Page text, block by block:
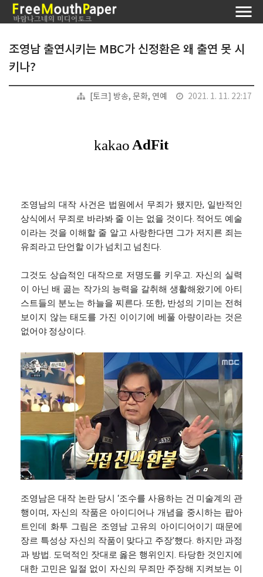
조영남 출연시키는 MBC가 신정환은 왜 출연 못 시
키나?
[토크] 방송, 문화, 연예 2021. 1. 11. 22:17
조영남의 대작 사건은 법원에서 무죄가 됐지만, 일반적인
상식에서 무죄로 바라봐 줄 이는 없을 것이다. 적어도 예술
이라는 것을 이해할 줄 알고 사랑한다면 그가 저지른 죄는
유죄라고 단언할 이가 넘치고 넘친다.
그것도 상습적인 대작으로 저명도를 키우고. 자신의 실력
이 아닌 배 곪는 작가의 능력을 갈취해 생활해왔기에 아티
스트들의 분노는 하늘을 찌른다. 또한, 반성의 기미는 전혀
보이지 않는 태도를 가진 이이기에 베풀 아량이라는 것은
없어야 정상이다.
조영남은 대작 논란 당시 ‘조수를 사용하는 건 미술계의 관
행이며, 자신의 작품은 아이디어나 개념을 중시하는 팝아
트인데 화투 그림은 조영남 고유의 아이디어이기 때문에
장르 특성상 자신의 작품이 맞다고 주장’했다. 하지만 과정
과 방법. 도덕적인 잣대로 옳은 행위인지. 타당한 것인지에
대한 고민은 일절 없이 자신의 무죄만 주장해 지켜보는 이